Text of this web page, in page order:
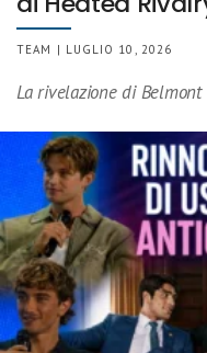
TEAM | LUGLIO 10, 2026
La rivelazione di Belmont